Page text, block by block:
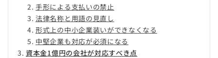
手形による支払いの禁止
法律名称と用語の見直し
形式上の中小企業装いができなくなる
中堅企業も対応が必須になる
資本金1億円の会社が対応すべき点